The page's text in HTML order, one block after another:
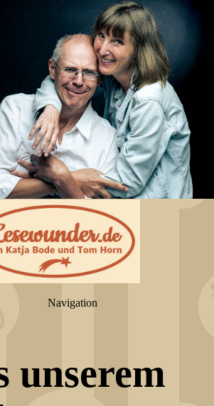
Navigation
unserem